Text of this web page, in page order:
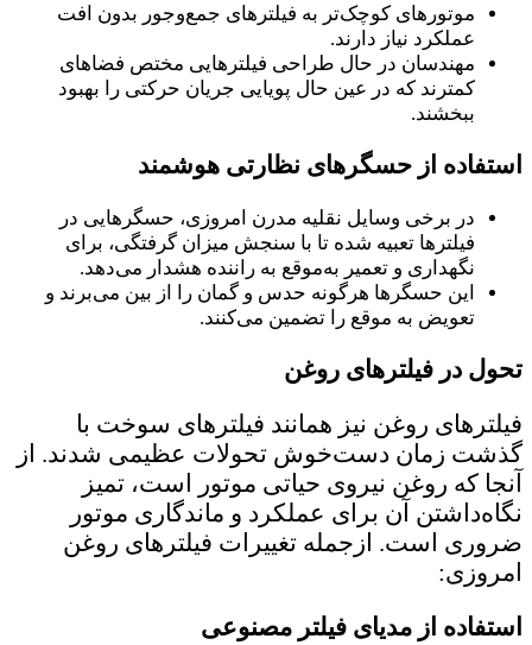
موتورهای کوچک‌تر به فیلترهای جمع‌وجور بدون افت
عملکرد نیاز دارند.
مهندسان در حال طراحی فیلترهایی مختص فضاهای
کمترند که در عین حال پویایی جریان حرکتی را بهبود
ببخشند.
استفاده از حسگرهای نظارتی هوشمند
در برخی وسایل نقلیه مدرن امروزی، حسگرهایی در
فیلترها تعبیه شده‌ تا با سنجش میزان گرفتگی، برای
نگهداری و تعمیر به‌موقع به راننده هشدار می‌دهد.
این حسگرها هرگونه حدس و گمان را از بین می‌برند و
تعویض به موقع را تضمین می‌کنند.
تحول در فیلترهای روغن
فیلترهای روغن نیز همانند فیلترهای سوخت با
گذشت زمان دست‌خوش تحولات عظیمی شدند. از
آنجا که روغن نیروی حیاتی موتور است، تمیز
نگاه‌داشتن آن برای عملکرد و ماندگاری موتور
ضروری است. ازجمله تغییرات فیلترهای روغن
امروزی:
استفاده از مدیای فیلتر مصنوعی